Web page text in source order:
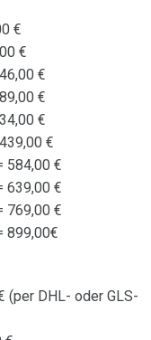
€
€
€
€
€
€
584,00 €
639,00 €
769,00 €
899,00€
(per DHL- oder GLS-